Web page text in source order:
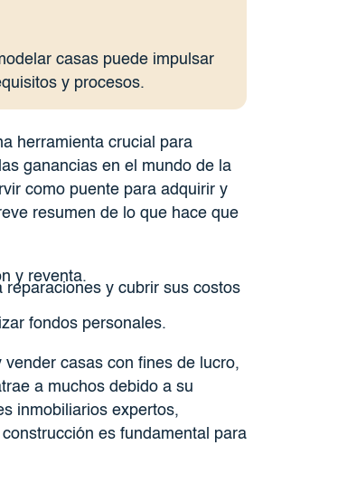
casas puede impulsar
y procesos.
herramienta crucial para
ganancias en el mundo de la
como puente para adquirir y
resumen de lo que hace que
y reventa.
y cubrir sus costos
fondos personales.
casas con fines de lucro,
a muchos debido a su
inmobiliarios expertos,
es fundamental para